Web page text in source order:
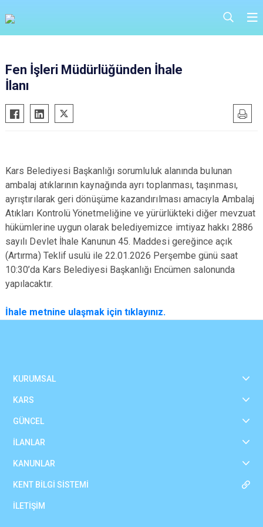
Fen İşleri Müdürlüğünden İhale
İlanı
Kars Belediyesi Başkanlığı sorumluluk alanında bulunan
ambalaj atıklarının kaynağında ayrı toplanması, taşınması,
ayrıştırılarak geri dönüşüme kazandırılması amacıyla Ambalaj
Atıkları Kontrolü Yönetmeliğine ve yürürlükteki diğer mevzuat
hükümlerine uygun olarak belediyemizce imtiyaz hakkı 2886
sayılı Devlet İhale Kanunun 45. Maddesi gereğince açık
(Artırma) Teklif usulü ile 22.01.2026 Perşembe günü saat
10:30’da Kars Belediyesi Başkanlığı Encümen salonunda
yapılacaktır.
İhale metnine ulaşmak için tıklayınız.
KURUMSAL
KARS
GÜNCEL
İLANLAR
KANUNLAR
KENT BİLGİ SİSTEMİ
İLETİŞİM